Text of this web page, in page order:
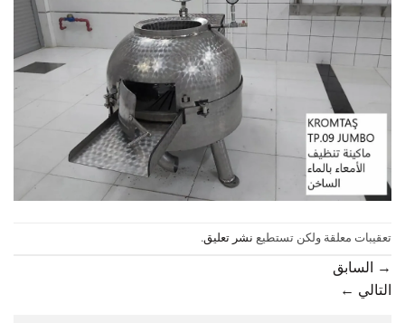
تعقيبات معلقة ولكن تستطيع نشر تعليق.
→ السابق
التالي ←